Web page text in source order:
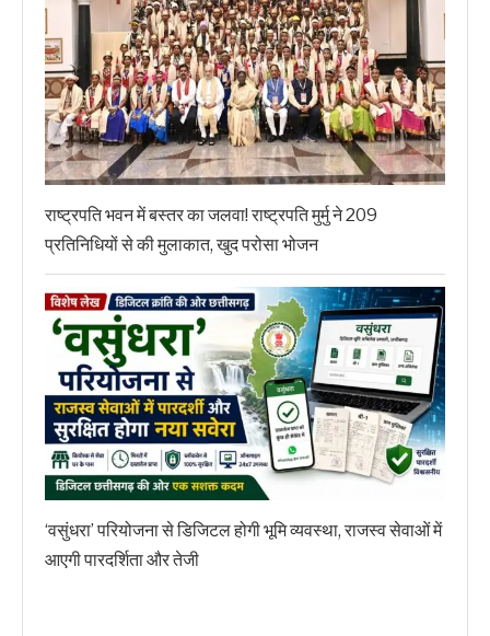
राष्ट्रपति भवन में बस्तर का जलवा! राष्ट्रपति मुर्मु ने 209
प्रतिनिधियों से की मुलाकात, खुद परोसा भोजन
‘वसुंधरा’ परियोजना से डिजिटल होगी भूमि व्यवस्था, राजस्व सेवाओं में
आएगी पारदर्शिता और तेजी